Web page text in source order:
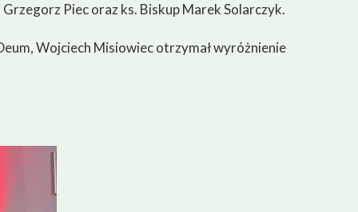
Piec oraz ks. Biskup Marek Solarczyk.
,Wojciech Misiowiecotrzymał wyróżnienie